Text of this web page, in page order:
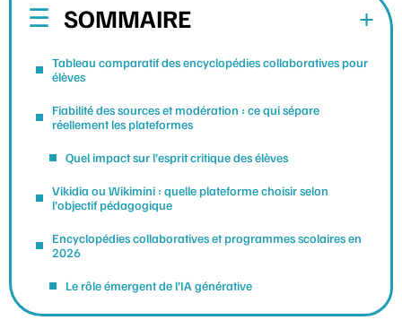
SOMMAIRE
Tableau comparatif des encyclopédies collaboratives pour
élèves
Fiabilité des sources et modération : ce qui sépare
réellement les plateformes
Quel impact sur l’esprit critique des élèves
Vikidia ou Wikimini : quelle plateforme choisir selon
l’objectif pédagogique
Encyclopédies collaboratives et programmes scolaires en
2026
Le rôle émergent de l’IA générative